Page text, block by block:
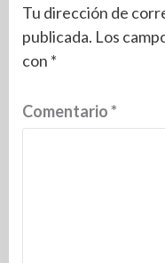
Tu dirección de
publicada. Los
con *
Comentario*